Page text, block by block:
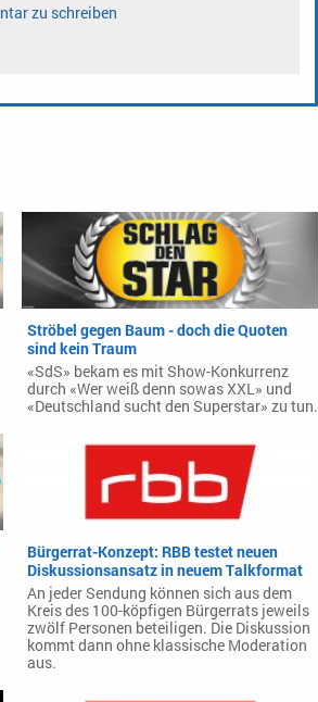
Ströbel gegen Baum - doch die Quoten
sind kein Traum
«SdS» bekam es mit Show-Konkurrenz
durch «Wer weiß denn sowas XXL» und
«Deutschland sucht den Superstar» zu tun.
Bürgerrat-Konzept: RBB testet neuen
Diskussionsansatz in neuem Talkformat
An jeder Sendung können sich aus dem
Kreis des 100-köpfigen Bürgerrats jeweils
zwölf Personen beteiligen. Die Diskussion
kommt dann ohne klassische Moderation
aus.